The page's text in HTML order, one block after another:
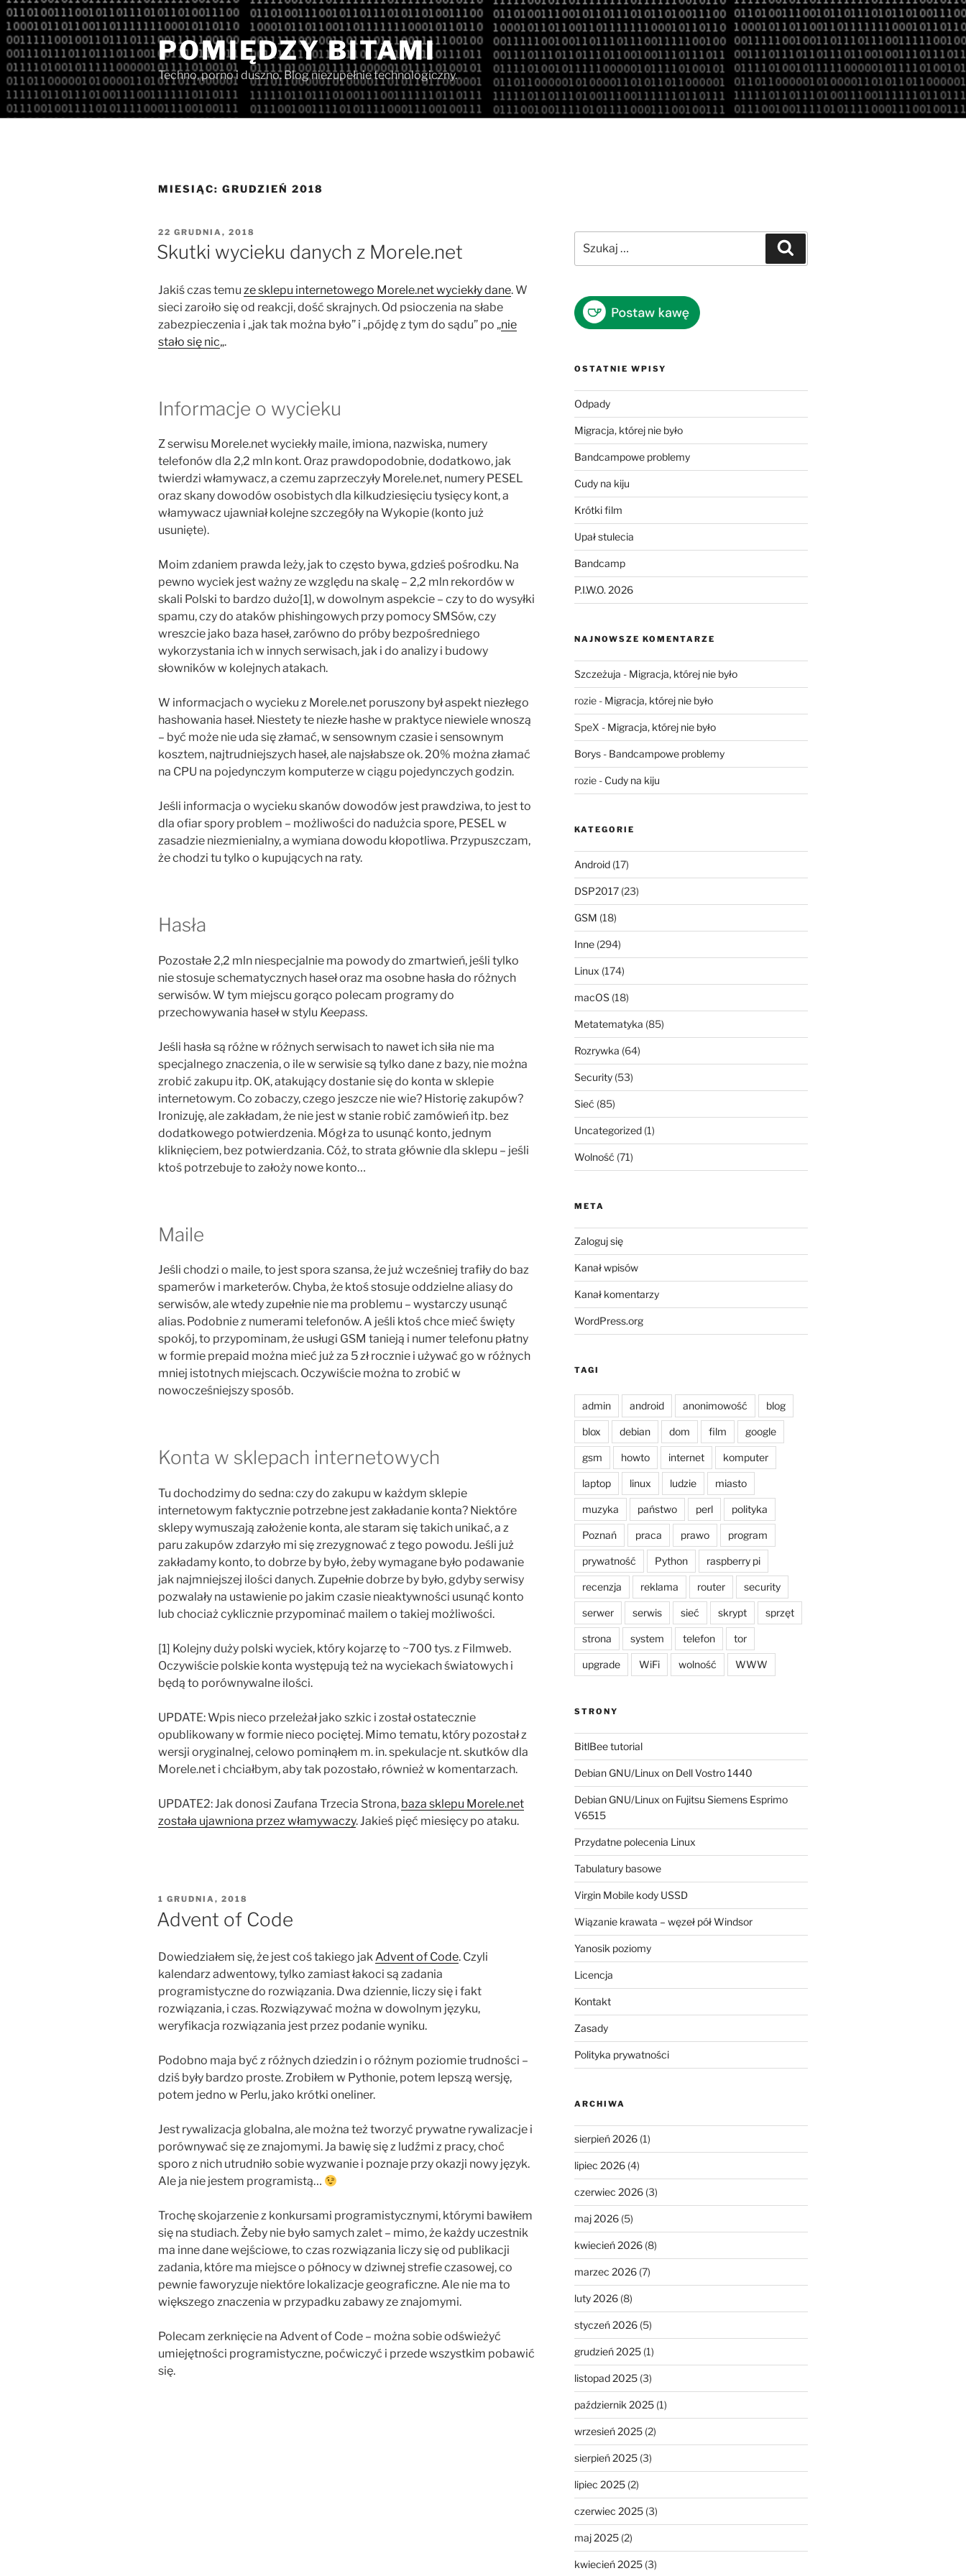
Przejdź
do
treści
POMIĘDZY BITAMI
Techno, porno i duszno. Blog niezupełnie technologiczny.
MIESIĄC: GRUDZIEŃ 2018
OPUBLIKOWANE
W
22 GRUDNIA, 2018
Skutki wycieku danych z Morele.net
Jakiś czas temu ze sklepu internetowego Morele.net wyciekły dane. W
sieci zaroiło się od reakcji, dość skrajnych. Od psioczenia na słabe
zabezpieczenia i „jak tak można było” i „pójdę z tym do sądu” po „nie
stało się nic„.
Informacje o wycieku
Z serwisu Morele.net wyciekły maile, imiona, nazwiska, numery
telefonów dla 2,2 mln kont. Oraz prawdopodobnie, dodatkowo, jak
twierdzi włamywacz, a czemu zaprzeczyły Morele.net, numery PESEL
oraz skany dowodów osobistych dla kilkudziesięciu tysięcy kont, a
włamywacz ujawniał kolejne szczegóły na Wykopie (konto już
usunięte).
Moim zdaniem prawda leży, jak to często bywa, gdzieś pośrodku. Na
pewno wyciek jest ważny ze względu na skalę – 2,2 mln rekordów w
skali Polski to bardzo dużo[1], w dowolnym aspekcie – czy to do wysyłki
spamu, czy do ataków phishingowych przy pomocy SMSów, czy
wreszcie jako baza haseł, zarówno do próby bezpośredniego
wykorzystania ich w innych serwisach, jak i do analizy i budowy
słowników w kolejnych atakach.
W informacjach o wycieku z Morele.net poruszony był aspekt niezłego
hashowania haseł. Niestety te niezłe hashe w praktyce niewiele wnoszą
– być może nie uda się złamać, w sensownym czasie i sensownym
kosztem, najtrudniejszych haseł, ale najsłabsze ok. 20% można złamać
na CPU na pojedynczym komputerze w ciągu pojedynczych godzin.
Jeśli informacja o wycieku skanów dowodów jest prawdziwa, to jest to
dla ofiar spory problem – możliwości do nadużcia spore, PESEL w
zasadzie niezmienialny, a wymiana dowodu kłopotliwa. Przypuszczam,
że chodzi tu tylko o kupujących na raty.
Hasła
Pozostałe 2,2 mln niespecjalnie ma powody do zmartwień, jeśli tylko
nie stosuje schematycznych haseł oraz ma osobne hasła do różnych
serwisów. W tym miejscu gorąco polecam programy do
przechowywania haseł w stylu Keepass.
Jeśli hasła są różne w różnych serwisach to nawet ich siła nie ma
specjalnego znaczenia, o ile w serwisie są tylko dane z bazy, nie można
zrobić zakupu itp. OK, atakujący dostanie się do konta w sklepie
internetowym. Co zobaczy, czego jeszcze nie wie? Historię zakupów?
Ironizuję, ale zakładam, że nie jest w stanie robić zamówień itp. bez
dodatkowego potwierdzenia. Mógł za to usunąć konto, jednym
kliknięciem, bez potwierdzania. Cóż, to strata głównie dla sklepu – jeśli
ktoś potrzebuje to założy nowe konto…
Maile
Jeśli chodzi o maile, to jest spora szansa, że już wcześniej trafiły do baz
spamerów i marketerów. Chyba, że ktoś stosuje oddzielne aliasy do
serwisów, ale wtedy zupełnie nie ma problemu – wystarczy usunąć
alias. Podobnie z numerami telefonów. A jeśli ktoś chce mieć święty
spokój, to przypominam, że usługi GSM tanieją i numer telefonu płatny
w formie prepaid można mieć już za 5 zł rocznie i używać go w różnych
mniej istotnych miejscach. Oczywiście można to zrobić w
nowocześniejszy sposób.
Konta w sklepach internetowych
Tu dochodzimy do sedna: czy do zakupu w każdym sklepie
internetowym faktycznie potrzebne jest zakładanie konta? Niektóre
sklepy wymuszają założenie konta, ale staram się takich unikać, a z
paru zakupów zdarzyło mi się zrezygnować z tego powodu. Jeśli już
zakładamy konto, to dobrze by było, żeby wymagane było podawanie
jak najmniejszej ilości danych. Zupełnie dobrze by było, gdyby serwisy
pozwalały na ustawienie po jakim czasie nieaktywności usunąć konto
lub chociaż cyklicznie przypominać mailem o takiej możliwości.
[1] Kolejny duży polski wyciek, który kojarzę to ~700 tys. z Filmweb.
Oczywiście polskie konta występują też na wyciekach światowych i
będą to porównywalne ilości.
UPDATE: Wpis nieco przeleżał jako szkic i został ostatecznie
opublikowany w formie nieco pociętej. Mimo tematu, który pozostał z
wersji oryginalnej, celowo pominąłem m. in. spekulacje nt. skutków dla
Morele.net i chciałbym, aby tak pozostało, również w komentarzach.
UPDATE2: Jak donosi Zaufana Trzecia Strona, baza sklepu Morele.net
została ujawniona przez włamywaczy. Jakieś pięć miesięcy po ataku.
OPUBLIKOWANE
1 GRUDNIA, 2018
Advent of Code
Dowiedziałem się, że jest coś takiego jakAdvent of Code. Czyli
kalendarz adwentowy, tylko zamiast łakoci są zadania
programistyczne do rozwiązania. Dwa dziennie, liczy się i fakt
rozwiązania, i czas. Rozwiązywać można w dowolnym języku,
weryfikacja rozwiązania jest przez podanie wyniku.
Podobno maja być z różnych dziedzin i o różnym poziomie trudności –
dziś były bardzo proste. Zrobiłem w Pythonie, potem lepszą wersję,
potem jedno w Perlu, jako krótki oneliner.
Jest rywalizacja globalna, ale można też tworzyć prywatne rywalizacje i
porównywać się ze znajomymi. Ja bawię się z ludźmi z pracy, choć
sporo z nich utrudniło sobie wyzwanie i poznaje przy okazji nowy język.
Ale ja nie jestem programistą…
Trochę skojarzenie z konkursami programistycznymi, którymi bawiłem
się na studiach. Żeby nie było samych zalet – mimo, że każdy uczestnik
ma inne dane wejściowe, to czas rozwiązania liczy się od publikacji
zadania, które ma miejsce o północy w dziwnej strefie czasowej, co
pewnie faworyzuje niektóre lokalizacje geograficzne. Ale nie ma to
większego znaczenia w przypadku zabawy ze znajomymi.
Polecam zerknięcie na Advent of Code – można sobie odświeżyć
umiejętności programistyczne, poćwiczyć i przede wszystkim pobawić
się.
OSTATNIE WPISY
Odpady
Migracja, której nie było
Bandcampowe problemy
Cudy na kiju
Krótki film
Upał stulecia
Bandcamp
P.I.W.O. 2026
NAJNOWSZE KOMENTARZE
Szczeżuja - Migracja, której nie było
rozie- Migracja, której nie było
SpeX - Migracja, której nie było
Borys- Bandcampowe problemy
rozie- Cudy na kiju
KATEGORIE
Android(17)
DSP2017(23)
GSM (18)
Inne(294)
Linux (174)
macOS(18)
Metatematyka (85)
Rozrywka (64)
Security(53)
Sieć (85)
Uncategorized(1)
Wolność (71)
META
Zaloguj się
Kanał wpisów
Kanał komentarzy
WordPress.org
TAGI
admin android anonimowość blog
blox debian dom film google
gsm howto internet komputer
laptop linux ludzie miasto
muzyka państwo perl polityka
Poznań praca prawo program
prywatność Python raspberry pi
recenzja reklama router security
serwer serwis sieć skrypt sprzęt
strona system telefon tor
upgrade WiFi wolność WWW
STRONY
BitlBee tutorial
Debian GNU/Linux on Dell Vostro 1440
Debian GNU/Linux on Fujitsu Siemens Esprimo
V6515
Przydatne polecenia Linux
Tabulatury basowe
Virgin Mobile kody USSD
Wiązanie krawata – węzeł pół Windsor
Yanosik poziomy
Licencja
Kontakt
Zasady
Polityka prywatności
ARCHIWA
sierpień 2026(1)
lipiec 2026(4)
czerwiec 2026(3)
maj 2026(5)
kwiecień 2026(8)
marzec 2026(7)
luty 2026(8)
styczeń 2026(5)
grudzień 2025(1)
listopad 2025(3)
październik 2025(1)
wrzesień 2025(2)
sierpień 2025(3)
lipiec 2025(2)
czerwiec 2025(3)
maj 2025(2)
kwiecień 2025(3)